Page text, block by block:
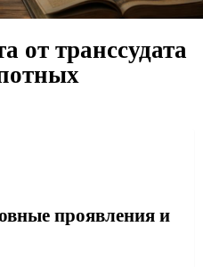
от транссудата
проявления и